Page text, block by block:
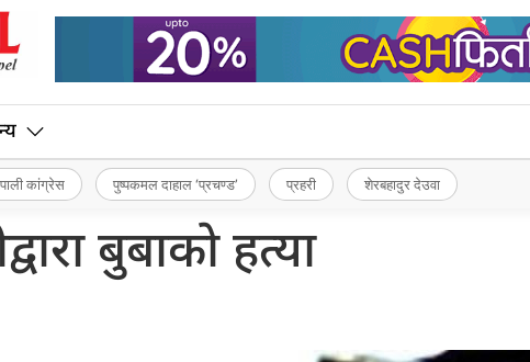
कांग्रेस पुष्पकमल दाहाल ‘प्रचण्ड’ प्रहरी शेरबहादुर देउवा
बुबाको हत्या